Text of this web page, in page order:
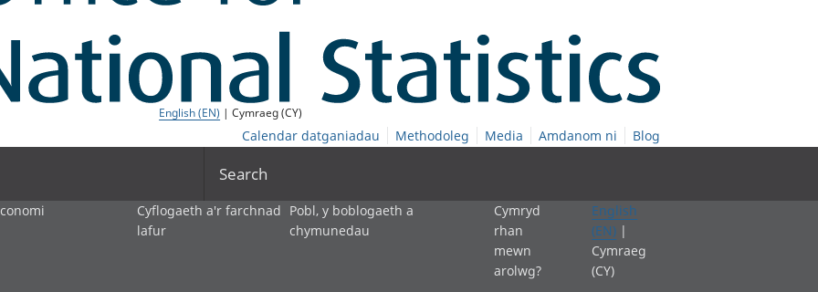
English (EN) | Cymraeg (CY)
Calendar datganiadau Methodoleg Media Amdanom ni Blog
Search
Cyflogaeth a'r farchnad
lafur
Pobl, y boblogaeth a
chymunedau
Cymryd
rhan
mewn
arolwg?
English
(EN) |
Cymraeg
(CY)